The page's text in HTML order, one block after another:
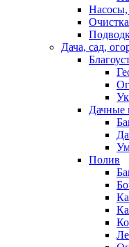
Насосы,
Дача, сад,
Дачные
Полив